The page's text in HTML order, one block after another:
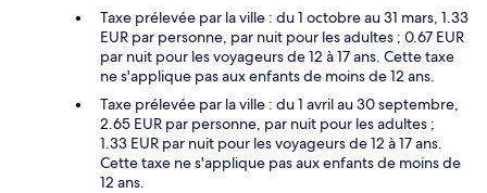
Taxe prélevée par la ville : du 1 octobre au 31 mars, 1.33
EUR par personne, par nuit pour les adultes ; 0.67 EUR
par nuit pour les voyageurs de 12 à 17 ans. Cette taxe
ne s'applique pas aux enfants de moins de 12 ans.
Taxe prélevée par la ville : du 1 avril au 30 septembre,
2.65 EUR par personne, par nuit pour les adultes ;
1.33 EUR par nuit pour les voyageurs de 12 à 17 ans.
Cette taxe ne s'applique pas aux enfants de moins de
12 ans.